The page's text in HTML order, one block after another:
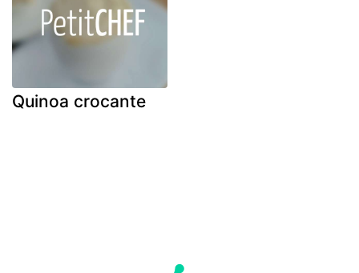
Quinoa crocante